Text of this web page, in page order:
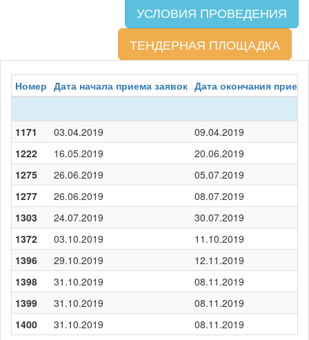
УСЛОВИЯ ПРОВЕДЕНИЯ
ТЕНДЕРНАЯ ПЛОЩАДКА
Номер Дата начала приема заявок Дата окончания
1171 03.04.2019
09.04.2019
1222
16.05.2019
20.06.2019
1275
26.06.2019
05.07.2019
1277
26.06.2019
08.07.2019
1303
24.07.2019
30.07.2019
1372
03.10.2019
11.10.2019
1396
29.10.2019
12.11.2019
1398
31.10.2019
08.11.2019
1399
31.10.2019
08.11.2019
1400
31.10.2019 08.11.2019